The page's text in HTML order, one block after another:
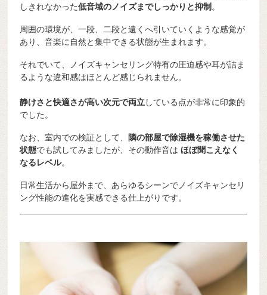
しきれなかった低音域のノイズまでしっかりと抑制 。
周囲の環境が、一段、二段と遠くへ引いていくような感覚が
あり、音楽に自然と集中できる状態が生まれます。
それでいて、ノイズキャンセリング特有の圧迫感や耳が詰ま
るような違和感はほとんど感じられません。
静けさと快適さが高い次元で両立している点が非常に印象的
でした。
なお、室内での検証として、 隣の部屋で除湿機を稼働させた
状態でも試してみましたが、その動作音はほぼ聞こえなく
なるレベル。
日常生活から屋外まで、あらゆるシーンでノイズキャンセリ
ング性能の進化を実感できる仕上がりです。